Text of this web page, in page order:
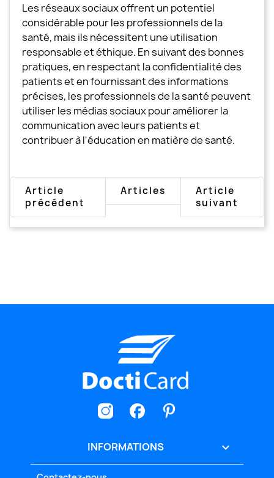
Les réseaux sociaux offrent un potentiel
considérable pour les professionnels de la
santé, mais ils nécessitent une utilisation
responsable et éthique. En suivant des bonnes
pratiques, en respectant la confidentialité des
patients et en fournissant des informations
précises, les professionnels de la santé peuvent
utiliser les médias sociaux pour améliorer la
communication avec leurs patients et
contribuer à l'éducation en matière de santé.
Article
précédent
Articles
Article
suivant
INFORMATIONS 